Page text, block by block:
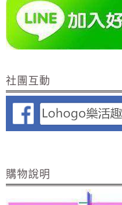
社團互動
購物說明